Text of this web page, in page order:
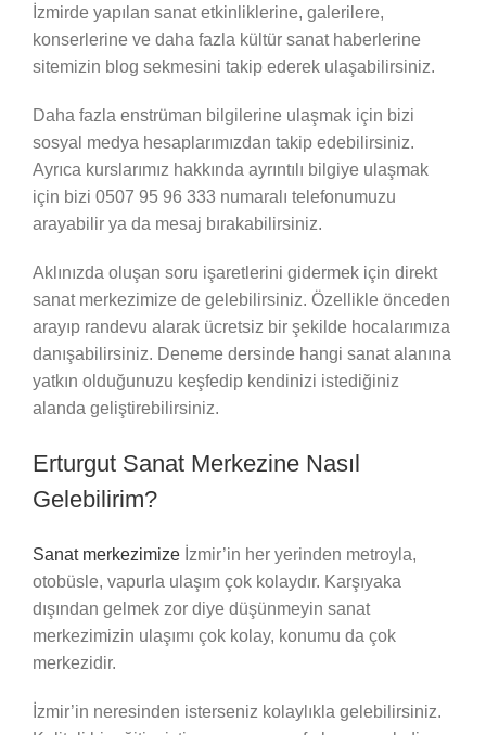
İzmirde yapılan sanat etkinliklerine, galerilere,
konserlerine ve daha fazla kültür sanat haberlerine
sitemizin blog sekmesini takip ederek ulaşabilirsiniz.
Daha fazla enstrüman bilgilerine ulaşmak için bizi
sosyal medya hesaplarımızdan takip edebilirsiniz.
Ayrıca kurslarımız hakkında ayrıntılı bilgiye ulaşmak
için bizi 0507 95 96 333 numaralı telefonumuzu
arayabilir ya da mesaj bırakabilirsiniz.
Aklınızda oluşan soru işaretlerini gidermek için direkt
sanat merkezimize de gelebilirsiniz. Özellikle önceden
arayıp randevu alarak ücretsiz bir şekilde hocalarımıza
danışabilirsiniz. Deneme dersinde hangi sanat alanına
yatkın olduğunuzu keşfedip kendinizi istediğiniz
alanda geliştirebilirsiniz.
Erturgut Sanat Merkezine Nasıl
Gelebilirim?
Sanat merkezimize İzmir’in her yerinden metroyla,
otobüsle, vapurla ulaşım çok kolaydır. Karşıyaka
dışından gelmek zor diye düşünmeyin sanat
merkezimizin ulaşımı çok kolay, konumu da çok
merkezidir.
İzmir’in neresinden isterseniz kolaylıkla gelebilirsiniz.